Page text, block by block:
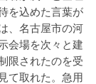
を込めた言葉が
、名古屋市の河
会場を次々と建
限されたのを受
て取れた。急用